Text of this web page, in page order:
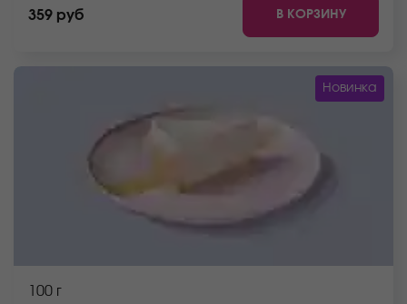
359 руб В КОРЗИНУ
Новинка
100 г